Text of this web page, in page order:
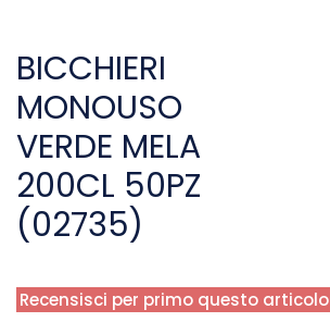
BICCHIERI
MONOUSO
VERDE MELA
200CL 50PZ
(02735)
Recensisci per primo questo articolo